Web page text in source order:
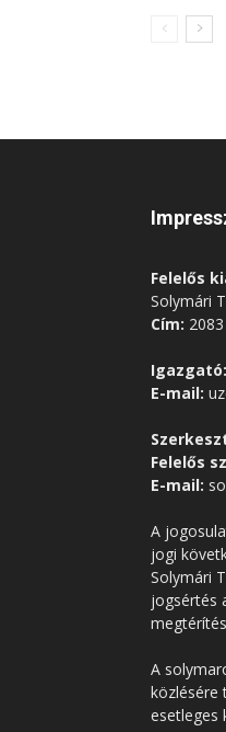
Felelős
Solymári
Cím:
Igazgató:
E-mail:
Felelős
E-mail:
A
jogi
Solymári
jogsértés
A
közlésére
esetleges